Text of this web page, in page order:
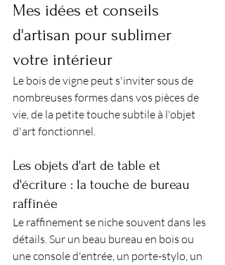
Mes idées et conseils
d'artisan pour sublimer
votre intérieur
Le bois de vigne peut s'inviter sous de
nombreuses formes dans vos pièces de
vie, de la petite touche subtile à l'objet
d'art fonctionnel.
Les objets d'art de table et
d'écriture : la touche de bureau
raffinée
Le raffinement se niche souvent dans les
détails. Sur un beau bureau en bois ou
une console d'entrée, un porte-stylo, un